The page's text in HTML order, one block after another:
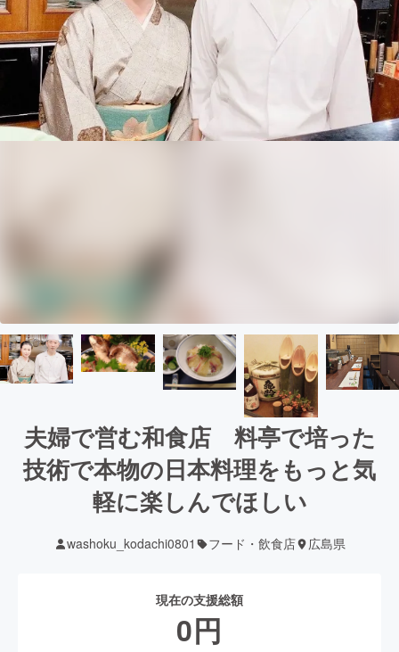
夫婦で営む和食店 料亭で培った
技術で本物の日本料理をもっと気
軽に楽しんでほしい
washoku_kodachi0801 フード・飲食店 広島県
現在の支援総額
0円